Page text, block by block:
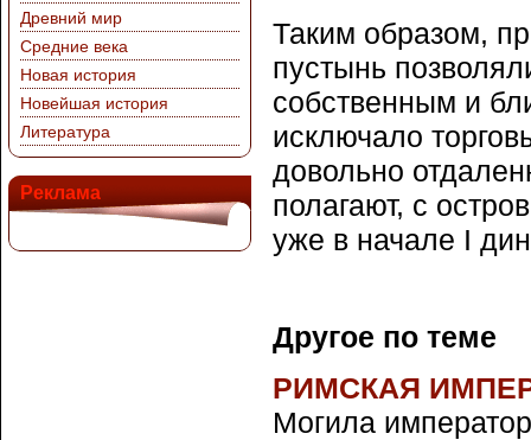
Древний мир
Средние века
Новая история
Новейшая история
Литература
Реклама
Таким образом,
пустынь
собственным и
исключало
довольно
полагают, с
уже в начале I
Другое по теме
РИМСКАЯ
Могила